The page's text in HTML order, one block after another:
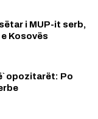
i MUP-it serb,
Kosovës
opozitarët: Po